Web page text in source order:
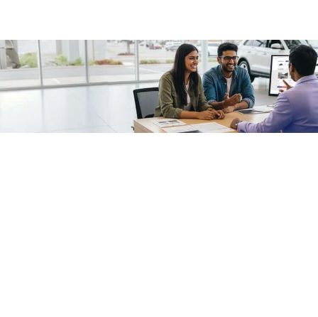
/fragments/plp-details